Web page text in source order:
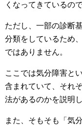
くなってきているので
ただし、一部の診断
分類をしているため
ではありません。
ここでは気分障害と
含まれていて、それ
法があるのかを説明
また、そもそも「気